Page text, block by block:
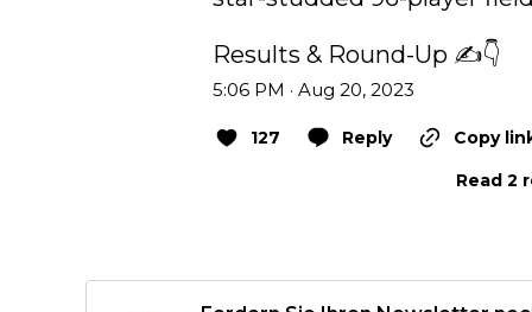
Results & Round-Up ✍️👇
5:06 PM · Aug 20, 2023
127 Reply
Copy
Read 2